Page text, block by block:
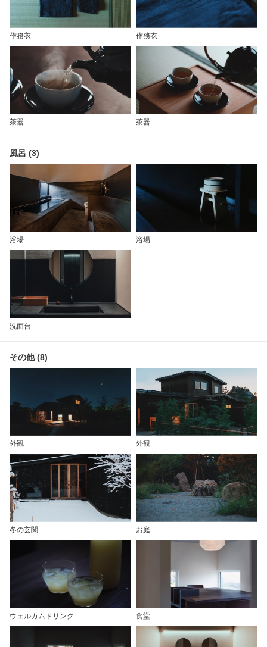
作務衣 作務衣
茶器 茶器
風呂 (3)
浴場 浴場
洗面台
その他 (8)
外観 外観
冬の玄関 お庭
ウェルカムドリンク 食堂